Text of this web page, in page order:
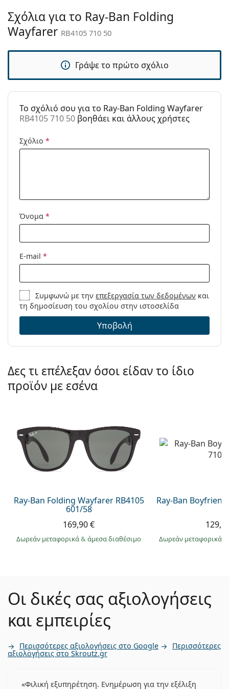
Πανί
καθαρισμού:
Ναι
Άλλα
Ανδρικά
Χρήση:
Μόδα
Προϊόντος /
Σχόλια για το Ray-Ban Folding
Wayfarer RB4105 710 50
Γράψε το πρώτο σχόλιο
To σχόλιό σου για το Ray-Ban Folding Wayfarer
RB4105 710 50 βοηθάει και άλλους χρήστες
Σχόλιο *
Όνομα *
E-mail *
Συμφωνώ με τηνεπεξεργασία των δεδομένων και
τη δημοσίευση του σχολίου στην ιστοσελίδα
Υποβολή
Δες τι επέλεξαν όσοι είδαν το ίδιο
προϊόν με εσένα
Ray-Ban Folding Wayfarer RB4105
601/58
169,90 €
Δωρεάν μεταφορικά& άμεσα διαθέσιμο
Ray-Ban
Δωρεάν μεταφορικά
Οι δικές σας αξιολογήσεις
και εμπειρίες
Περισσότερες αξιολογήσεις στο Google Περισσότερες
αξιολογήσεις στο Skroutz.gr
Φιλική εξυπηρέτηση. Ενημέρωση για την εξέλιξη